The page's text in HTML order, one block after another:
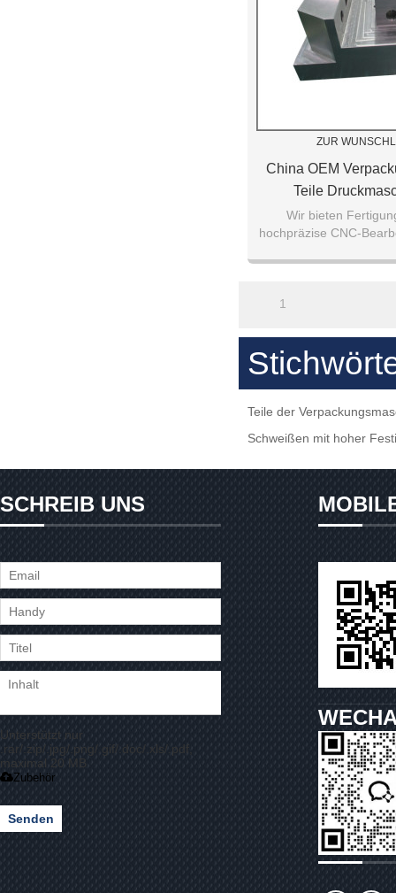
ZUR
China OEM
Teile
Hochpräzise
Wir bieten
hochpräzise CNC-
Sie uns,
1
Teile der
Schweißen mit hoher
SCHREIB UNS
Unterstützt nur
.rar/.zip/.jpg/.png/.gif/.doc/.xls/.pdf,
maximal 20 MB
Zubehör
Senden